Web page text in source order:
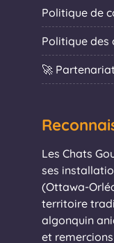
Politique de
Politique des
🚀
Les Chats
ses
(Ottawa-
territoire
algonquin
et